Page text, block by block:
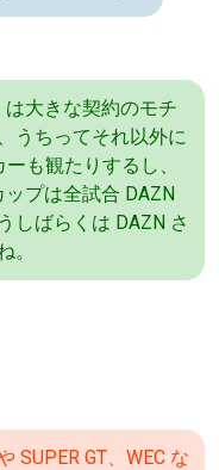
は大きな契約のモチ
うちってそれ以外に
も観たりするし、
プは全試合 DAZN
しばらくは DAZN さ
。
SUPER GT、WEC な